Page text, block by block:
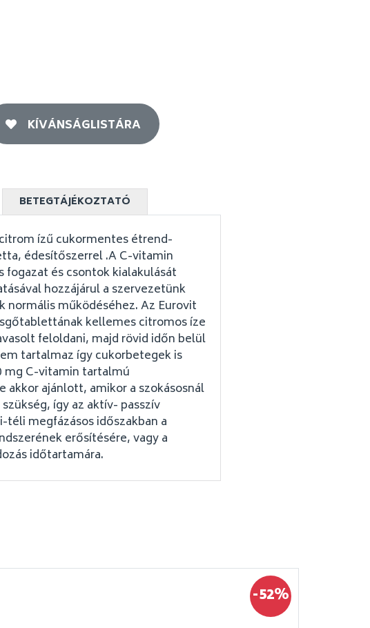
KÍVÁNSÁGLISTÁRA
BETEGTÁJÉKOZTATÓ
ízű cukormentes étrend-
édesítőszerrel .A C-vitamin
fogazat és csontok kialakulását
hozzájárul a szervezetünk
normális működéséhez. Az Eurovit
kellemes citromos íze
feloldani, majd rövid időn belül
tartalmaz így cukorbetegek is
mg C-vitamin tartalmú
akkor ajánlott, amikor a szokásosnál
így az aktív- passzív
téli megfázásos időszakban a
erősítésére, vagy a
időtartamára.
-52%